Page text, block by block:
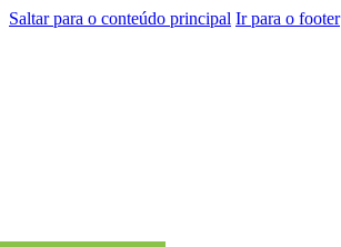
Saltar para o conteúdo principal Ir para o footer